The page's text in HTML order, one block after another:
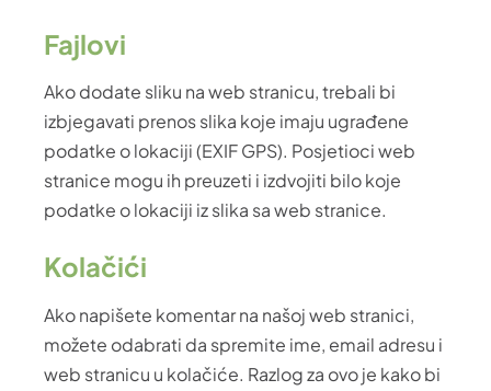
Fajlovi
Ako dodate sliku na web stranicu, trebali bi
izbjegavati prenos slika koje imaju ugrađene
podatke o lokaciji (EXIF GPS). Posjetioci web
stranice mogu ih preuzeti i izdvojiti bilo koje
podatke o lokaciji iz slika sa web stranice.
Kolačići
Ako napišete komentar na našoj web stranici,
možete odabrati da spremite ime, email adresu i
web stranicu u kolačiće. Razlog za ovo je kako bi